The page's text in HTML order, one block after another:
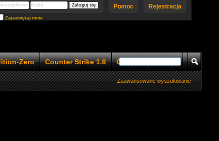
Rejestracja
Pomoc
Zapamiętaj mnie
Zero Counter Strike 1.6 Counter Strike 1.5
Zaawansowane wyszukiwanie